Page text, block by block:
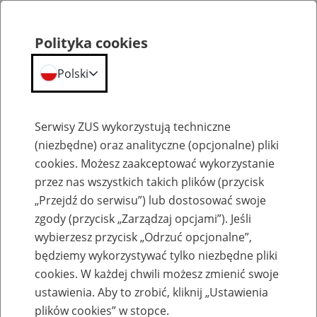
Szkolenia
Zaproś ZUS do siebie: Aktywni 50+
Polityka cookies
Polski
Serwisy ZUS wykorzystują techniczne
(niezbędne) oraz analityczne (opcjonalne) pliki
cookies. Możesz zaakceptować wykorzystanie
przez nas wszystkich takich plików (przycisk
„Przejdź do serwisu”) lub dostosować swoje
zgody (przycisk „Zarządzaj opcjami”). Jeśli
wybierzesz przycisk „Odrzuć opcjonalne”,
będziemy wykorzystywać tylko niezbędne pliki
cookies. W każdej chwili możesz zmienić swoje
ustawienia. Aby to zrobić, kliknij „Ustawienia
plików cookies” w stopce.